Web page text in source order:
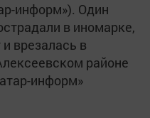
информ»). Один
в иномарке,
врезалась в
районе
информ»